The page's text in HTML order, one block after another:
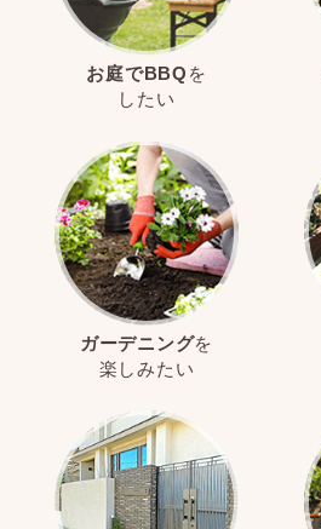
お庭でBBQ を
したい
ガーデニングを
楽しみたい